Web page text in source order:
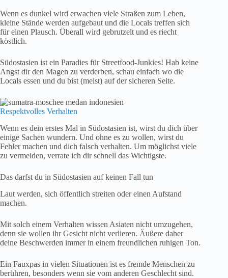
Wenn es dunkel wird erwachen viele Straßen zum Leben,
kleine Stände werden aufgebaut und die Locals treffen sich
für einen Plausch. Überall wird gebrutzelt und es riecht
köstlich.
Südostasien ist ein Paradies für Streetfood-Junkies! Hab keine
Angst dir den Magen zu verderben, schau einfach wo die
Locals essen und du bist (meist) auf der sicheren Seite.
Respektvolles Verhalten
Wenn es dein erstes Mal in Südostasien ist, wirst du dich über
einige Sachen wundern. Und ohne es zu wollen, wirst du
Fehler machen und dich falsch verhalten. Um möglichst viele
zu vermeiden, verrate ich dir schnell das Wichtigste.
Das darfst du in Südostasien auf keinen Fall tun
Laut werden, sich öffentlich streiten oder einen Aufstand
machen.
Mit solch einem Verhalten wissen Asiaten nicht umzugehen,
denn sie wollen ihr Gesicht nicht verlieren. Äußere daher
deine Beschwerden immer in einem freundlichen ruhigen Ton.
Ein Fauxpas in vielen Situationen ist es fremde Menschen zu
berühren, besonders wenn sie vom anderen Geschlecht sind.